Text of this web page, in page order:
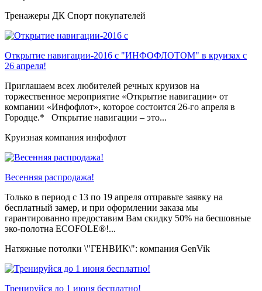
Тренажеры ДК Спорт покупателей
Открытие навигации-2016 с "ИНФОФЛОТОМ" в круизах с
26 апреля!
Приглашаем всех любителей речных круизов на
торжественное мероприятие «Открытие навигации» от
компании «Инфофлот», которое состоится 26-го апреля в
Городце.* Открытие навигации – это...
Круизная компания инфофлот
Весенняя распродажа!
Только в период c 13 по 19 апреля отправьте заявку на
бесплатный замер, и при оформлении заказа мы
гарантированно предоставим Вам скидку 50% на бесшовные
эко-полотна ECOFOLE®!...
Натяжные потолки \"ГЕНВИК\": компания GenVik
Тренируйся до 1 июня бесплатно!